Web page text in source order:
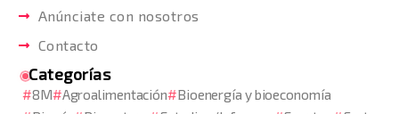
Anúnciate con nosotros
Contacto
Categorías
8M Agroalimentación
Bioenergía y bioeconomía